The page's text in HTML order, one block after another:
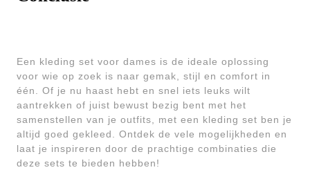
Een kleding set voor dames is de ideale oplossing
voor wie op zoek is naar gemak, stijl en comfort in
één. Of je nu haast hebt en snel iets leuks wilt
aantrekken of juist bewust bezig bent met het
samenstellen van je outfits, met een kleding set ben je
altijd goed gekleed. Ontdek de vele mogelijkheden en
laat je inspireren door de prachtige combinaties die
deze sets te bieden hebben!